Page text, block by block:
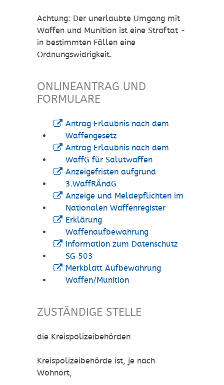
Achtung: Der unerlaubte Umgang mit
Waffen und Munition ist eine Straftat -
in bestimmten Fällen eine
Ordnungswidrigkeit.
ONLINEANTRAG UND
FORMULARE
Antrag Erlaubnis nach dem
Waffengesetz
Antrag Erlaubnis nach dem
WaffG für Salutwaffen
Anzeigefristen aufgrund
3.WaffRÄndG
Anzeige und Meldepflichten im
Nationalen Waffenregister
Erklärung
Waffenaufbewahrung
Information zum Datenschutz
SG 503
Merkblatt Aufbewahrung
Waffen/Munition
ZUSTÄNDIGE STELLE
die Kreispolizeibehörden
Kreispolizeibehörde ist, je nach
Wohnort,